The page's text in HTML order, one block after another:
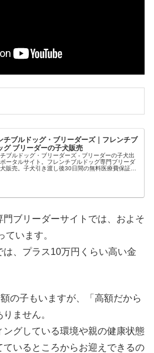
チブルドッグ・ブリーダーズ｜フレンチブ
グ ブリーダーの子犬販売
ブルドッグ・ブリーダーズ - ブリーダーの子犬出
ータルサイト。フレンチブルドッグ専門ブリーダ
販売。子犬引き渡し後30日間の無料医療費保証付
ブリーダーサイトでは、およそ
います。
、プラス10万円くらい高い金
の子もいますが、「高額だから
ません。
ングしている環境や親の健康状態
いるところからお迎えできるの